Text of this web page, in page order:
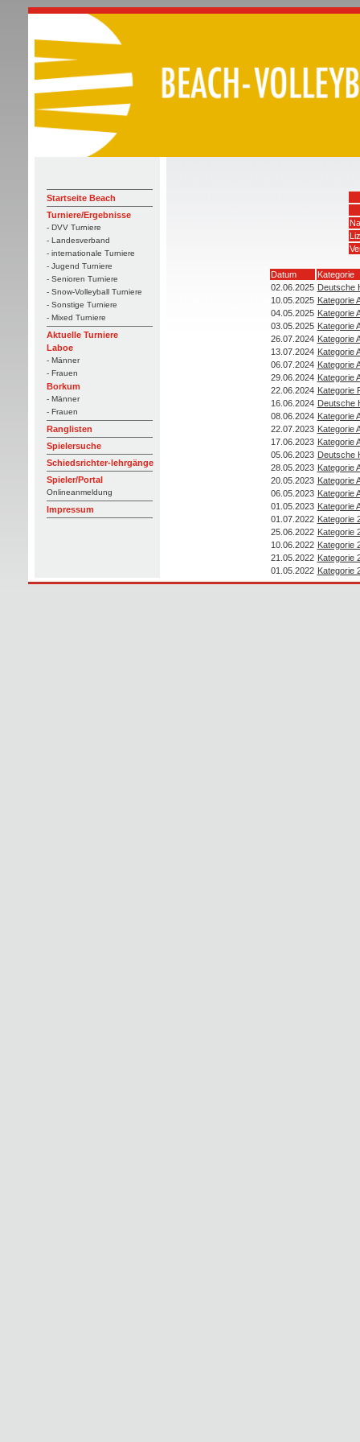
Startseite Beach
Turniere/Ergebnisse
- DVV Turniere
- Landesverband
- internationale Turniere
- Jugend Turniere
- Senioren Turniere
- Snow-Volleyball Turniere
- Sonstige Turniere
- Mixed Turniere
Aktuelle Turniere
Laboe
- Männer
- Frauen
Borkum
- Männer
- Frauen
Ranglisten
Spielersuche
Schiedsrichter-lehrgänge
Spieler/Portal
Onlineanmeldung
Impressum
Datum
Kategorie
02.06.2025 Deutsche
10.05.2025 Kategorie
04.05.2025 Kategorie
03.05.2025 Kategorie
26.07.2024 Kategorie
13.07.2024 Kategorie
06.07.2024 Kategorie
29.06.2024 Kategorie
22.06.2024 Kategorie
16.06.2024 Deutsche
08.06.2024 Kategorie
22.07.2023 Kategorie
17.06.2023 Kategorie
05.06.2023 Deutsche
28.05.2023 Kategorie
20.05.2023 Kategorie
06.05.2023 Kategorie
01.05.2023 Kategorie
01.07.2022 Kategorie
25.06.2022 Kategorie
10.06.2022 Kategorie
21.05.2022 Kategorie
01.05.2022 Kategorie